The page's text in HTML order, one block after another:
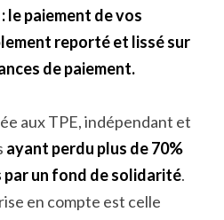
paiement de vos
reporté et lissé sur
de paiement.
aux TPE, indépendant et
ayant perdu plus de 70%
un fond de solidarité.
en compte est celle